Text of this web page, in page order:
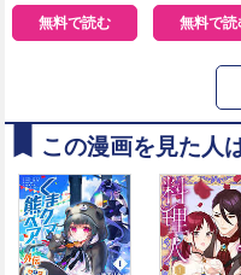
無料で読む 無料で読
この漫画を見た人